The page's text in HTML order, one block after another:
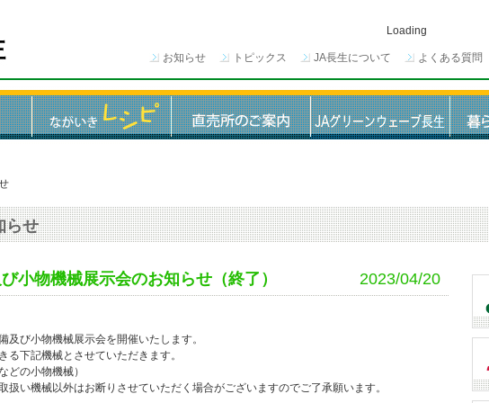
Loading
お知らせ トピックス JA長生について よくある質問
らせ
2023/04/20
小物機械展示会のお知らせ（終了）
及び小物機械展示会を開催いたします。
る下記機械とさせていただきます。
どの小物機械）
扱い機械以外はお断りさせていただく場合がございますのでご了承願います。